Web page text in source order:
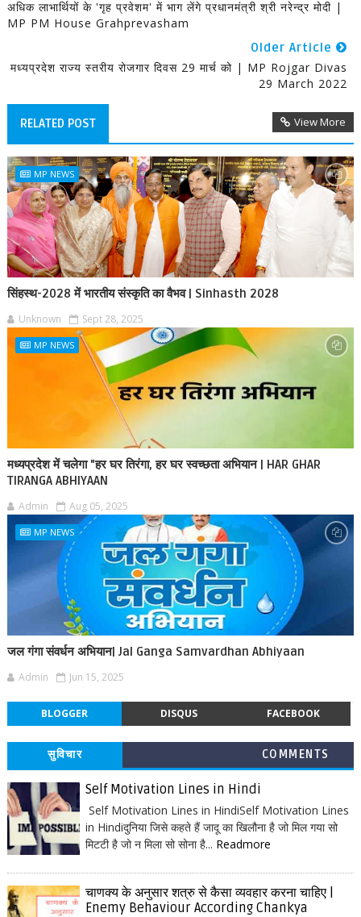
अधिक लाभार्थियों के 'गृह प्रवेशम' में भाग लेंगे प्रधानमंत्री श्री नरेन्द्र मोदी |
MP PM House Grahprevasham
Older Article
मध्यप्रदेश राज्य स्तरीय रोजगार दिवस 29 मार्च को | MP Rojgar Divas
29 March 2022
RELATED POST View More
MP NEWS
सिंहस्थ-2028 में भारतीय संस्कृति का वैभव | Sinhasth 2028
Unknown Sept 28, 2025
MP NEWS
मध्यप्रदेश में चलेगा "हर घर तिरंगा, हर घर स्वच्छता अभियान | HAR GHAR
TIRANGA ABHIYAAN
Admin Aug 05, 2025
MP NEWS
जल गंगा संवर्धन अभियान| Jal Ganga Samvardhan Abhiyaan
Admin Jun 15, 2025
BLOGGER DISQUS FACEBOOK
सुविचार COMMENTS
Self Motivation Lines in Hindi
Self Motivation Lines in HindiSelf Motivation Lines
in Hindiदुनिया जिसे कहते हैं जादू का खिलौना है जो मिल गया सो
मिटटी है जो न मिला सो सोना है... Readmore
चाणक्य के अनुसार शत्रु से कैसा व्यवहार करना चाहिए |
Enemy Behaviour According Chankya